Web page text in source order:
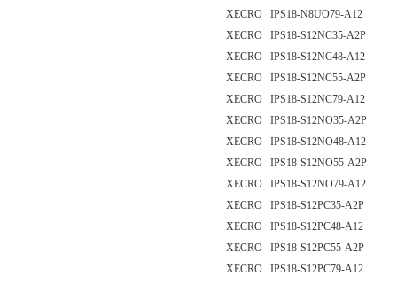
XECRO IPS18-N8UO79-A12
XECRO IPS18-S12NC35-A2P
XECRO IPS18-S12NC48-A12
XECRO IPS18-S12NC55-A2P
XECRO IPS18-S12NC79-A12
XECRO IPS18-S12NO35-A2P
XECRO IPS18-S12NO48-A12
XECRO IPS18-S12NO55-A2P
XECRO IPS18-S12NO79-A12
XECRO IPS18-S12PC35-A2P
XECRO IPS18-S12PC48-A12
XECRO IPS18-S12PC55-A2P
XECRO IPS18-S12PC79-A12